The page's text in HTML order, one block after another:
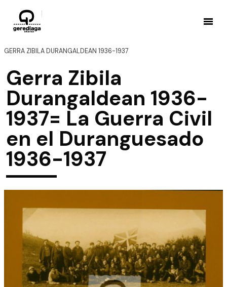
GERRA ZIBILA DURANGALDEAN 1936-1937
Gerra Zibila
Durangaldean 1936-
1937= La Guerra Civil
en el Duranguesado
1936-1937